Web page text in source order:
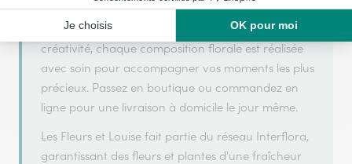
Les Fleurs et Louise est un fleuriste artisan situé à
Aix les Bains. Avec un souci de fraîcheur et de
créativité, chaque composition florale est réalisée
avec soin pour accompagner vos moments les plus
précieux. Passez en boutique ou commandez en
ligne pour une livraison à domicile le jour même.
Les Fleurs et Louise fait partie du réseau Interflora,
garantissant des fleurs et plantes d'une fraîcheur